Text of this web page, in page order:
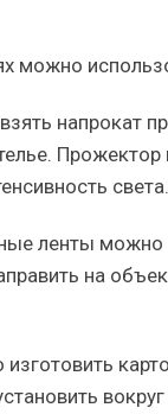
можно
напрокат
света.
ленты можно
на